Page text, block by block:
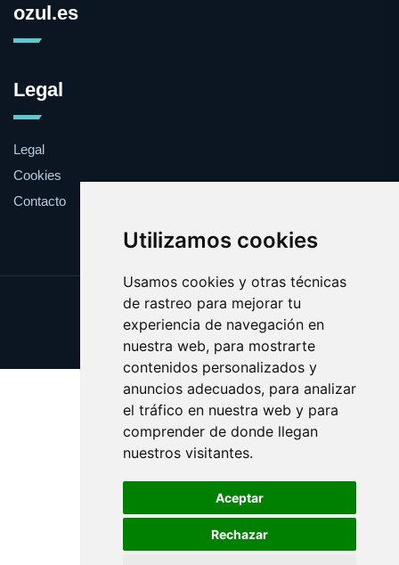
Utilizamos cookies
Usamos cookies y otras técnicas
de rastreo para mejorar tu
experiencia de navegación en
nuestra web, para mostrarte
contenidos personalizados y
anuncios adecuados, para analizar
el tráfico en nuestra web y para
comprender de donde llegan
nuestros visitantes.
Aceptar
Rechazar
ozul.es
Legal
Legal
Cookies
Contacto
Update cookies preferences
Copyright © 2025 ozul.es